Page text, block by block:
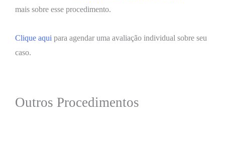
mais sobre esse procedimento.
Clique aqui para agendar uma avaliação individual sobre seu
caso.
Outros Procedimentos